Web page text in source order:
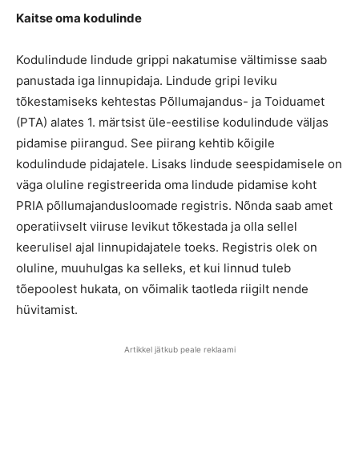
Kaitse oma kodulinde
Kodulindude lindude grippi nakatumise vältimisse saab
panustada iga linnupidaja. Lindude gripi leviku
tõkestamiseks kehtestas Põllumajandus- ja Toiduamet
(PTA) alates 1. märtsist üle-eestilise kodulindude väljas
pidamise piirangud. See piirang kehtib kõigile
kodulindude pidajatele. Lisaks lindude seespidamisele on
väga oluline registreerida oma lindude pidamise koht
PRIA põllumajandusloomade registris. Nõnda saab amet
operatiivselt viiruse levikut tõkestada ja olla sellel
keerulisel ajal linnupidajatele toeks. Registris olek on
oluline, muuhulgas ka selleks, et kui linnud tuleb
tõepoolest hukata, on võimalik taotleda riigilt nende
hüvitamist.
Artikkel jätkub peale reklaami